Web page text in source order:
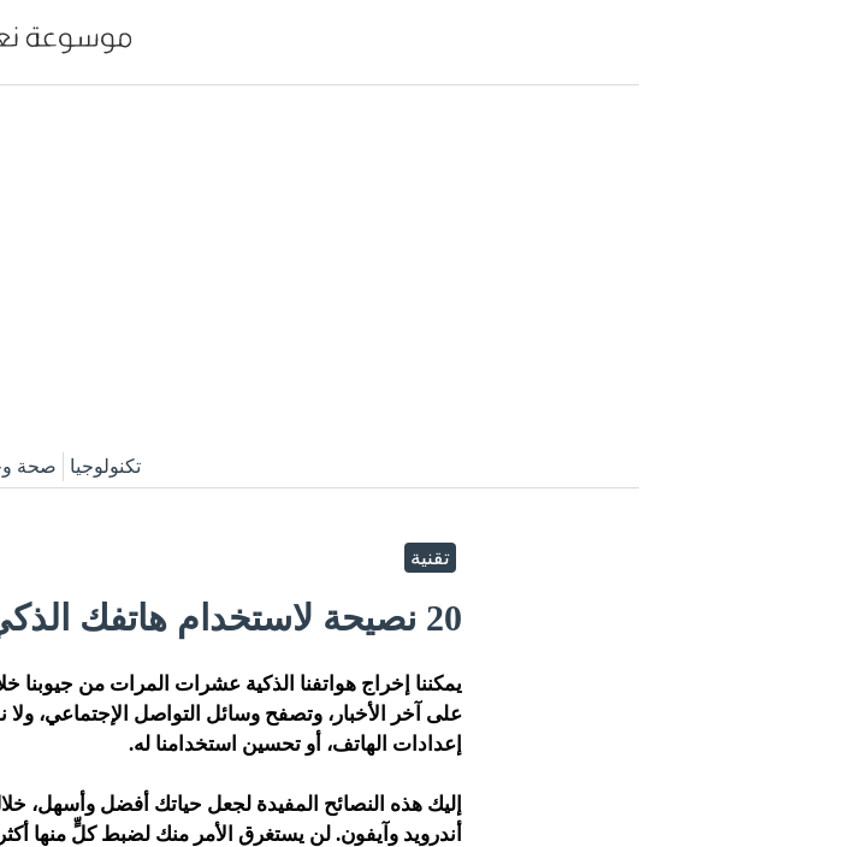
تكنولوجيا صحة
تقنية
20 نصيحة لاستخدام هاتفك الذكي بشكلٍ أفضل
يمكننا إخراج هواتفنا الذكية عشرات المرات من جيوبنا
على آخر الأخبار، وتصفح وسائل التواصل الإجتماعي،
إعدادات الهاتف، أو تحسين استخدامنا له.
إليك هذه النصائح المفيدة لجعل حياتك أفضل وأسهل،
أندرويد وآيفون. لن يستغرق الأمر منك لضبط كلٍّ منها